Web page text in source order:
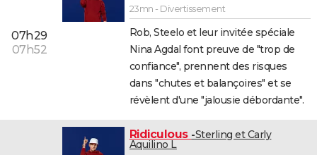
07h29
07h52
23mn - Divertissement
Rob, Steelo et leur invitée spéciale
Nina Agdal font preuve de "trop de
confiance", prennent des risques
dans "chutes et balançoires" et se
révèlent d'une "jalousie débordante".
Ridiculous Sterling et Carly
Aquilino L